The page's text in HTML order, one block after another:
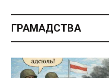
ГРАМАДСТВА